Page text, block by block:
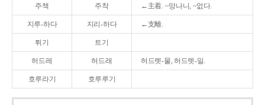
주책 주착 ←主着. ~망나니, ~없다.
지루-하다 지리-하다 ←支離.
튀기 트기
허드레 허드래 허드렛-물, 허드렛-일.
호루라기 호루루기